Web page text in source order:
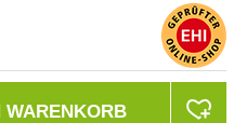
WARENKORB